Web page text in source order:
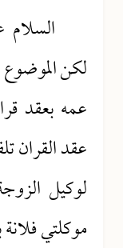
لكن
عمه بعقد
عقد القران
لوكيل
موكلتي